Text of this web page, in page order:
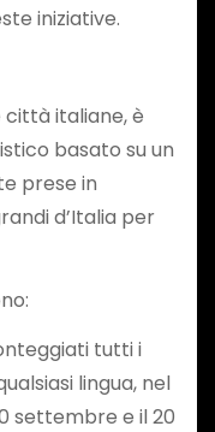
iniziative.
italiane, è
basato su un
prese in
d’Italia per
tutti i
lingua, nel
settembre e il 20